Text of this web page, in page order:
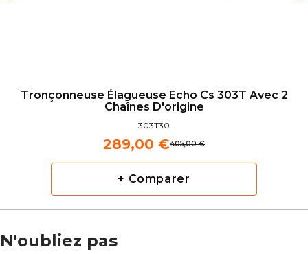
Tronçonneuse Élagueuse Echo Cs 303T Avec 2
Chaînes D'origine
303T30
405,00 €
289,00 €
+ Comparer
N'oubliez pas